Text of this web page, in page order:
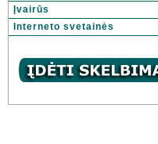
Įvairūs
Interneto svetainės